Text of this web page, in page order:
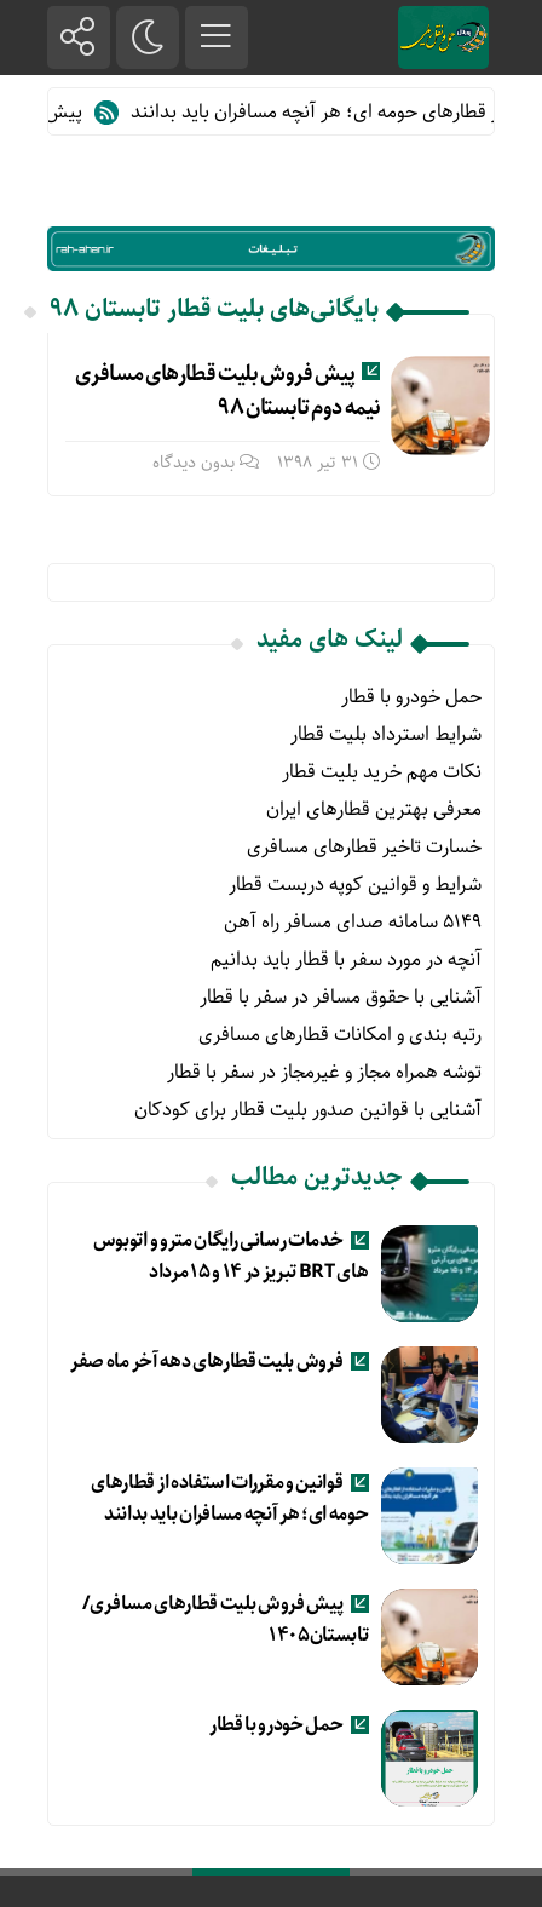
از قطارهای حومه ای؛ هر آنچه مسافران باید بدانند پیش فروش
بایگانی‌های بلیت قطار تابستان 98
پیش فروش بلیت قطارهای مسافری
نیمه دوم تابستان ۹۸
31 تیر 1398 بدون دیدگاه
لینک های مفید
حمل خودرو با قطار
شرایط استرداد بلیت قطار
نکات مهم خرید بلیت قطار
معرفی بهترین قطارهای ایران
خسارت تاخیر قطارهای مسافری
شرایط و قوانین کوپه دربست قطار
۵۱۴۹ سامانه صدای مسافر راه آهن
آنچه در مورد سفر با قطار باید بدانیم
آشنایی با حقوق مسافر در سفر با قطار
رتبه بندی و امکانات قطارهای مسافری
توشه همراه مجاز و غیرمجاز در سفر با قطار
آشنایی با قوانین صدور بلیت قطار برای کودکان
جدیدترین مطالب
خدمات رسانی رایگان مترو و اتوبوس
های BRT تبریز در ۱۴ و ۱۵ مرداد
فروش بلیت قطارهای دهه آخر ماه صفر
قوانین و مقررات استفاده از قطارهای
حومه ای؛ هر آنچه مسافران باید بدانند
پیش فروش بلیت قطارهای مسافری/
تابستان۱۴۰۵
حمل خودرو با قطار